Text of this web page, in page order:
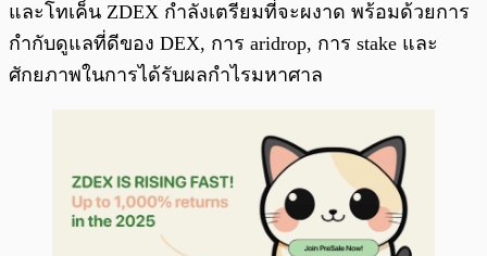
และโทเค็น ZDEX กำลังเตรียมที่จะผงาด พร้อมด้วยการ
กำกับดูแลที่ดีของ DEX, การ aridrop, การ stake และ
ศักยภาพในการได้รับผลกำไรมหาศาล